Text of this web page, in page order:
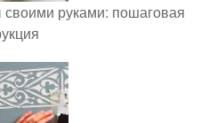
руками: пошаговая